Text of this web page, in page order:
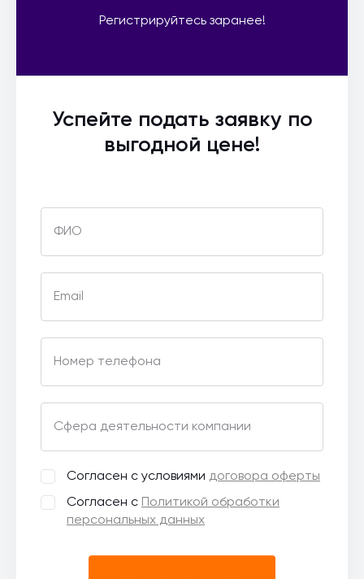
Регистрируйтесь заранее!
Успейте подать заявку по
выгодной цене!
ФИО
Email
Номер телефона
Сфера деятельности компании
Согласен с условиями договора оферты
Согласен с
Политикой обработки
персональных данных